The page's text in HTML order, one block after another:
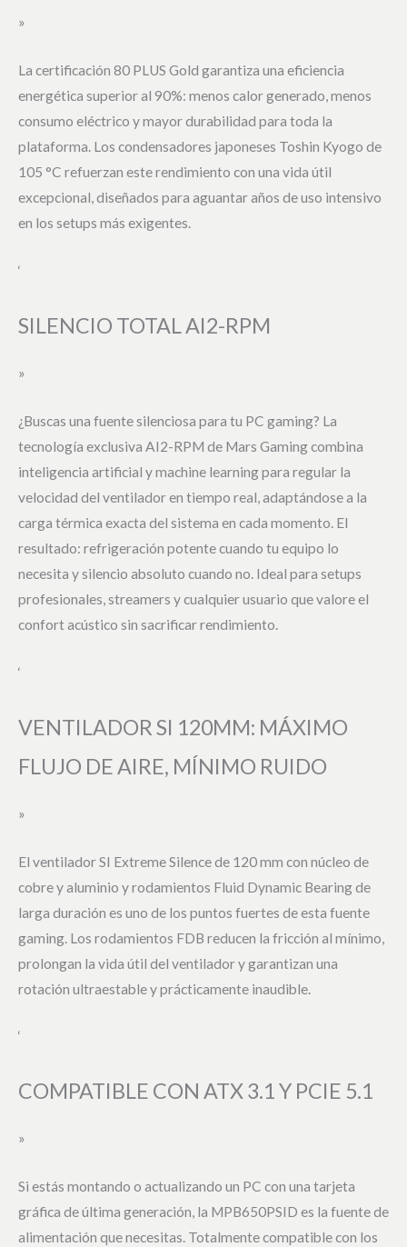
»
La certificación 80 PLUS Gold garantiza una eficiencia
energética superior al 90%: menos calor generado, menos
consumo eléctrico y mayor durabilidad para toda la
plataforma. Los condensadores japoneses Toshin Kyogo de
105 °C refuerzan este rendimiento con una vida útil
excepcional, diseñados para aguantar años de uso intensivo
en los setups más exigentes.
‘
SILENCIO TOTAL AI2-RPM
»
¿Buscas una fuente silenciosa para tu PC gaming? La
tecnología exclusiva AI2-RPM de Mars Gaming combina
inteligencia artificial y machine learning para regular la
velocidad del ventilador en tiempo real, adaptándose a la
carga térmica exacta del sistema en cada momento. El
resultado: refrigeración potente cuando tu equipo lo
necesita y silencio absoluto cuando no. Ideal para setups
profesionales, streamers y cualquier usuario que valore el
confort acústico sin sacrificar rendimiento.
‘
VENTILADOR SI 120MM: MÁXIMO
FLUJO DE AIRE, MÍNIMO RUIDO
»
El ventilador SI Extreme Silence de 120 mm con núcleo de
cobre y aluminio y rodamientos Fluid Dynamic Bearing de
larga duración es uno de los puntos fuertes de esta fuente
gaming. Los rodamientos FDB reducen la fricción al mínimo,
prolongan la vida útil del ventilador y garantizan una
rotación ultraestable y prácticamente inaudible.
‘
COMPATIBLE CON ATX 3.1 Y PCIE 5.1
»
Si estás montando o actualizando un PC con una tarjeta
gráfica de última generación, la MPB650PSID es la fuente de
alimentación que necesitas. Totalmente compatible con los